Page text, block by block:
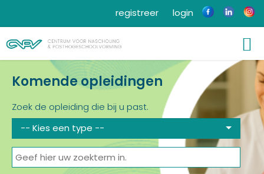
login
registreer
Komende opleidingen
Zoek de opleiding die bij u past.
-- Kies een type --